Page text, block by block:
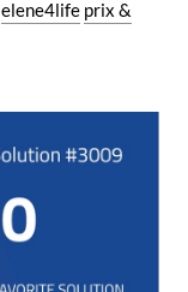
elene4life prix &